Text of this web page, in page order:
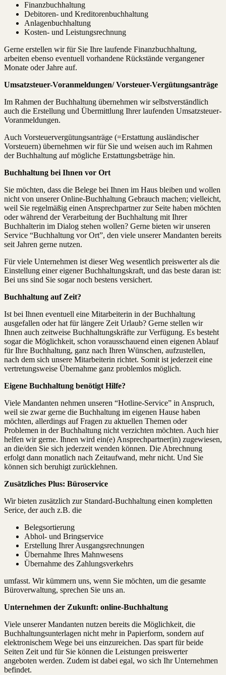
Finanzbuchhaltung
Debitoren- und Kreditorenbuchhaltung
Anlagenbuchhaltung
Kosten- und Leistungsrechnung
Gerne erstellen wir für Sie Ihre laufende Finanzbuchhaltung,
arbeiten ebenso eventuell vorhandene Rückstände vergangener
Monate oder Jahre auf.
Umsatzsteuer-Voranmeldungen/ Vorsteuer-Vergütungsanträge
Im Rahmen der Buchhaltung übernehmen wir selbstverständlich
auch die Erstellung und Übermittlung Ihrer laufenden Umsatzsteuer-
Voranmeldungen.
Auch Vorsteuervergütungsanträge (=Erstattung ausländischer
Vorsteuern) übernehmen wir für Sie und weisen auch im Rahmen
der Buchhaltung auf mögliche Erstattungsbeträge hin.
Buchhaltung bei Ihnen vor Ort
Sie möchten, dass die Belege bei Ihnen im Haus bleiben und wollen
nicht von unserer Online-Buchhaltung Gebrauch machen; vielleicht,
weil Sie regelmäßig einen Ansprechpartner zur Seite haben möchten
oder während der Verarbeitung der Buchhaltung mit Ihrer
Buchhalterin im Dialog stehen wollen? Gerne bieten wir unseren
Service “Buchhaltung vor Ort”, den viele unserer Mandanten bereits
seit Jahren gerne nutzen.
Für viele Unternehmen ist dieser Weg wesentlich preiswerter als die
Einstellung einer eigener Buchhaltungskraft, und das beste daran ist:
Bei uns sind Sie sogar noch bestens versichert.
Buchhaltung auf Zeit?
Ist bei Ihnen eventuell eine Mitarbeiterin in der Buchhaltung
ausgefallen oder hat für längere Zeit Urlaub? Gerne stellen wir
Ihnen auch zeitweise Buchhaltungskräfte zur Verfügung. Es besteht
sogar die Möglichkeit, schon vorausschauend einen eigenen Ablauf
für Ihre Buchhaltung, ganz nach Ihren Wünschen, aufzustellen,
nach dem sich unsere Mitarbeiterin richtet. Somit ist jederzeit eine
vertretungsweise Übernahme ganz problemlos möglich.
Eigene Buchhaltung benötigt Hilfe?
Viele Mandanten nehmen unseren “Hotline-Service” in Anspruch,
weil sie zwar gerne die Buchhaltung im eigenen Hause haben
möchten, allerdings auf Fragen zu aktuellen Themen oder
Problemen in der Buchhaltung nicht verzichten möchten. Auch hier
helfen wir gerne. Ihnen wird ein(e) Ansprechpartner(in) zugewiesen,
an die/den Sie sich jederzeit wenden können. Die Abrechnung
erfolgt dann monatlich nach Zeitaufwand, mehr nicht. Und Sie
können sich beruhigt zurücklehnen.
Zusätzliches Plus: Büroservice
Wir bieten zusätzlich zur Standard-Buchhaltung einen kompletten
Serice, der auch z.B. die
Belegsortierung
Abhol- und Bringservice
Erstellung Ihrer Ausgangsrechnungen
Übernahme Ihres Mahnwesens
Übernahme des Zahlungsverkehrs
umfasst. Wir kümmern uns, wenn Sie möchten, um die gesamte
Büroverwaltung, sprechen Sie uns an.
Unternehmen der Zukunft: online-Buchhaltung
Viele unserer Mandanten nutzen bereits die Möglichkeit, die
Buchhaltungsunterlagen nicht mehr in Papierform, sondern auf
elektronischem Wege bei uns einzureichen. Das spart für beide
Seiten Zeit und für Sie können die Leistungen preiswerter
angeboten werden. Zudem ist dabei egal, wo sich Ihr Unternehmen
befindet.